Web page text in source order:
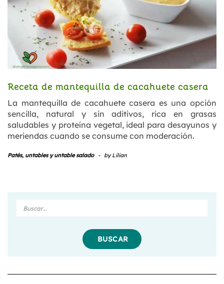
Receta de mantequilla de cacahuete casera
La mantequilla de cacahuete casera es una opción
sencilla, natural y sin aditivos, rica en grasas
saludables y proteína vegetal, ideal para desayunos y
meriendas cuando se consume con moderación.
Patés, untables y untable salado - byLilian
Buscar